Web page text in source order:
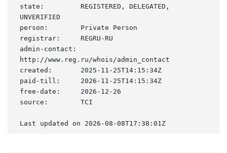
state:         REGISTERED, DELEGATED,
UNVERIFIED
person:        Private Person
registrar:     REGRU-RU
admin-contact:
http://www.reg.ru/whois/admin_contact
created:       2025-11-25T14:15:34Z
paid-till:     2026-11-25T14:15:34Z
free-date:     2026-12-26
source:        TCI
Last updated on 2026-08-08T17:38:01Z